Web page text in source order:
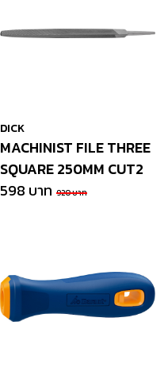
DICK
MACHINIST FILE THREE
SQUARE 250MM CUT2
598 บาท 920 บาท